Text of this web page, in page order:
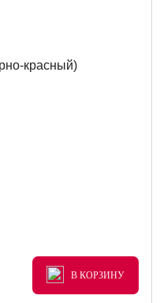
В КОРЗИНУ
В КОРЗИНУ
В КОРЗИНУ